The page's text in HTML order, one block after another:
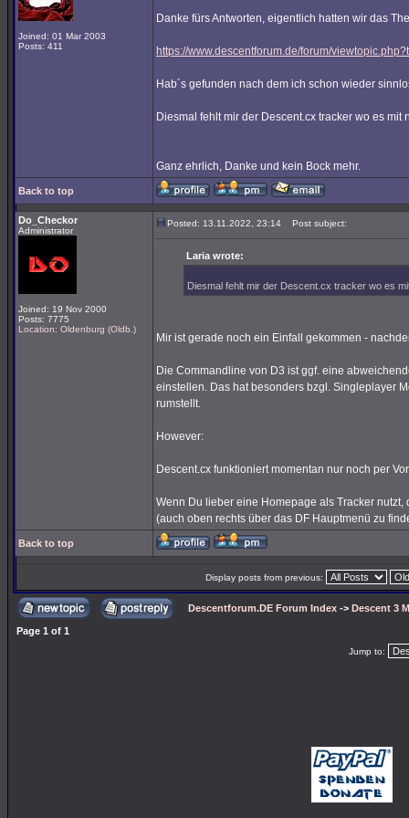
Joined: 01 Mar 2003
Posts: 411
Danke fürs Antworten, eigentlich hatten wir das
https://www.descentforum.de/forum/
Hab´s gefunden nach dem ich schon wieder
Diesmal fehlt mir der Descent.cx tracker wo es mit
Ganz ehrlich, Danke und kein Bock mehr.
Back to top
Do_Checkor
Administrator
Joined: 19 Nov 2000
Posts: 7775
Location: Oldenburg (Oldb.)
Posted: 13.11.2022, 23:14 Post subject:
Laria wrote:
Diesmal fehlt mir der Descent.cx tracker wo es
Mir ist gerade noch ein Einfall gekommen -
Die Commandline von D3 ist ggf. eine
einstellen. Das hat besonders bzgl. Singleplayer
rumstellt.
However:
Descent.cx funktioniert momentan nur noch per
Wenn Du lieber eine Homepage als Tracker
(auch oben rechts über das DF Hauptmenü zu
Back to top
Display posts from previous:
Descentforum.DE Forum Index -> Descent 3
Page 1 of 1
Jump to: